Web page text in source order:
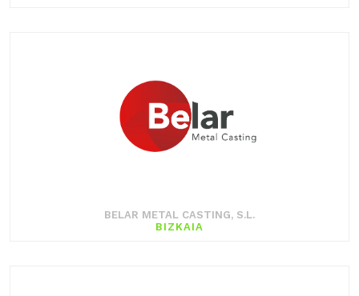
BELAR METAL CASTING, S.L.
BIZKAIA